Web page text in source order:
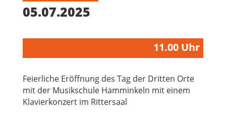
05.07.2025
11.00 Uhr
Feierliche Eröffnung des Tag der Dritten Orte
mit der Musikschule Hamminkeln mit einem
Klavierkonzert im Rittersaal